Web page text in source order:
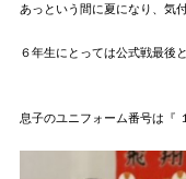
あっという間に夏になり、気
６年生にとっては公式戦最後
息子のユニフォーム番号は『